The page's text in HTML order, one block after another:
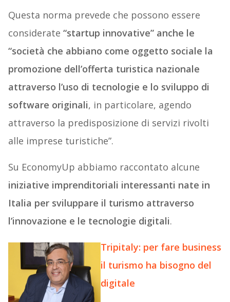
Questa norma prevede che possono essere
considerate “startup innovative” anche le
“società che abbiano come oggetto sociale la
promozione dell’offerta turistica nazionale
attraverso l’uso di tecnologie e lo sviluppo di
software originali, in particolare, agendo
attraverso la predisposizione di servizi rivolti
alle imprese turistiche”.
Su EconomyUp abbiamo raccontato alcune
iniziative imprenditoriali interessanti nate in
Italia per sviluppare il turismo attraverso
l’innovazione e le tecnologie digitali.
Tripitaly: per fare business
il turismo ha bisogno del
digitale